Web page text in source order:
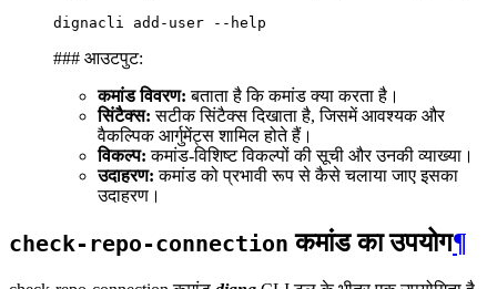
dignacli add-user
### आउटपुट:
कमांड विवरण: बताता है कि कमांड क्या करता है।
सिंटैक्स: सटीक सिंटैक्स दिखाता है, जिसमें आवश्यक और
वैकल्पिक आर्गुमेंट्स शामिल होते हैं।
विकल्प: कमांड-विशिष्ट विकल्पों की सूची और उनकी व्याख्या।
उदाहरण: कमांड को प्रभावी रूप से कैसे चलाया जाए इसका
उदाहरण।
check-repo-connection कमांड का उपयोग¶